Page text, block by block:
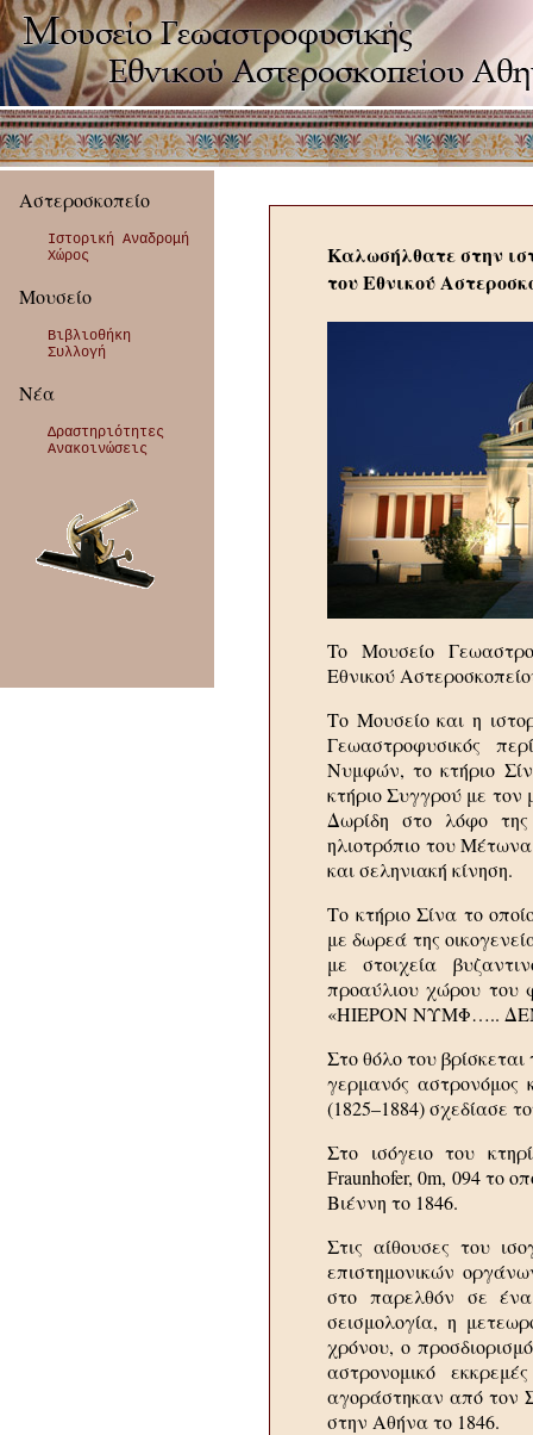
Αστεροσκοπείο
Ιστορική Αναδρομή
Χώρος
Μουσείο
Βιβλιοθήκη
Συλλογή
Νέα
Δραστηριότητες
Ανακοινώσεις
Καλωσήλθατε στην
του Εθνικού
To Μουσείο
Εθνικού
Το Μουσείο και η
Γεωαστροφυσικός
Νυμφών, το κτήριο
κτήριο Συγγρού με τον
Δωρίδη στο λόφο
ηλιοτρόπιο του
και σεληνιακή κίνηση.
Το κτήριο Σίνα το
με δωρεά της
με στοιχεία
προαύλιου χώρου του
«ΗΙΕΡΟΝ ΝΥΜΦ…..
Στο θόλο του βρίσκεται
γερμανός αστρονόμος
(1825–1884) σχεδίασε
Στο ισόγειο του
Fraunhofer, 0m, 094 το
Βιέννη το 1846.
Στις αίθουσες του
επιστημονικών
στο παρελθόν σε
σεισμολογία, η
χρόνου, ο
αστρονομικό
αγοράστηκαν από τον
στην Αθήνα το 1846.